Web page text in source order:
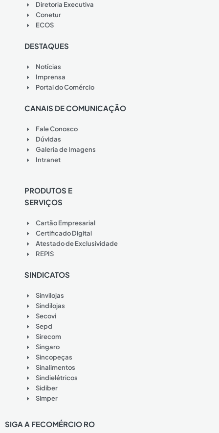
Diretoria Executiva
Conetur
ECOS
DESTAQUES
Notícias
Imprensa
Portal do Comércio
CANAIS DE COMUNICAÇÃO
Fale Conosco
Dúvidas
Galeria de Imagens
Intranet
PRODUTOS E
SERVIÇOS
Cartão Empresarial
Certificado Digital
Atestado de Exclusividade
REPIS
SINDICATOS
Sinvilojas
Sindilojas
Secovi
Sepd
Sirecom
Singaro
Sincopeças
Sinalimentos
Sindielétricos
Sidiber
Simper
SIGA A FECOMÉRCIO RO